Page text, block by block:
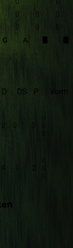
0 0
0
0 0
G A
- -
D DS P Vorm
0 3
-1 2